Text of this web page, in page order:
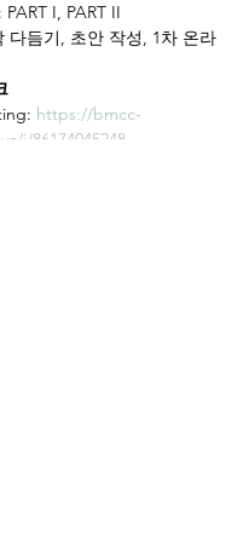
I, PART II
다듬기, 초안 작성, 1차 온라
https://bmcc-
j/86174045248